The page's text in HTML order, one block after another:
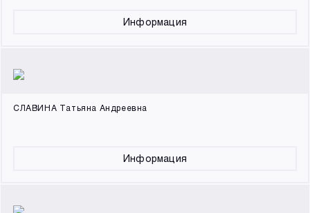
Информация
СЛАВИНА Татьяна Андреевна
Информация